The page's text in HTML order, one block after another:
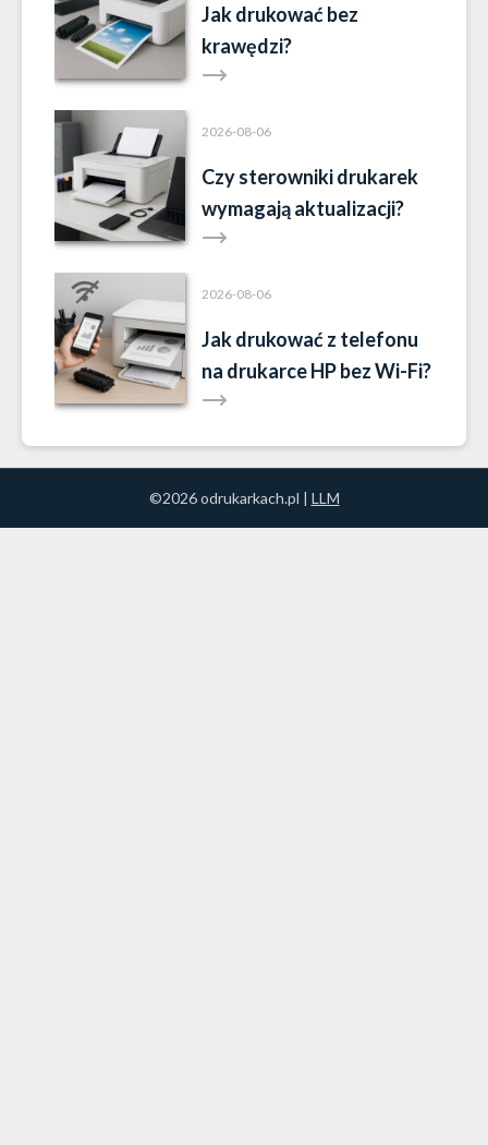
Jak drukować bez
krawędzi?
2026-08-06
Czy sterowniki drukarek
wymagają aktualizacji?
2026-08-06
Jak drukować z telefonu
na drukarce HP bez Wi-Fi?
©2026 odrukarkach.pl | LLM